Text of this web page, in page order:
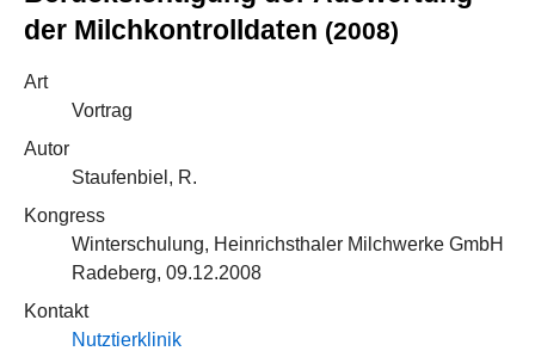
der Milchkontrolldaten (2008)
Art
Vortrag
Autor
Staufenbiel, R.
Kongress
Winterschulung, Heinrichsthaler Milchwerke GmbH
Radeberg, 09.12.2008
Kontakt
Nutztierklinik